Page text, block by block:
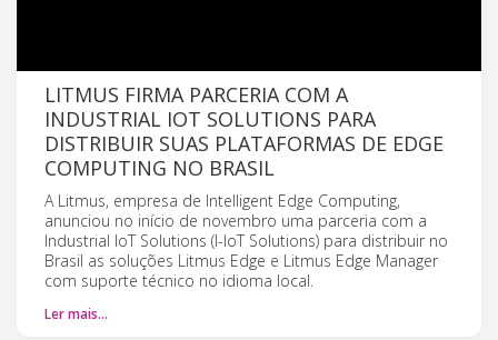
LITMUS FIRMA PARCERIA COM A
INDUSTRIAL IOT SOLUTIONS PARA
DISTRIBUIR SUAS PLATAFORMAS DE EDGE
COMPUTING NO BRASIL
A Litmus, empresa de Intelligent Edge Computing,
anunciou no início de novembro uma parceria com a
Industrial IoT Solutions (I-IoT Solutions) para distribuir no
Brasil as soluções Litmus Edge e Litmus Edge Manager
com suporte técnico no idioma local.
Ler mais…